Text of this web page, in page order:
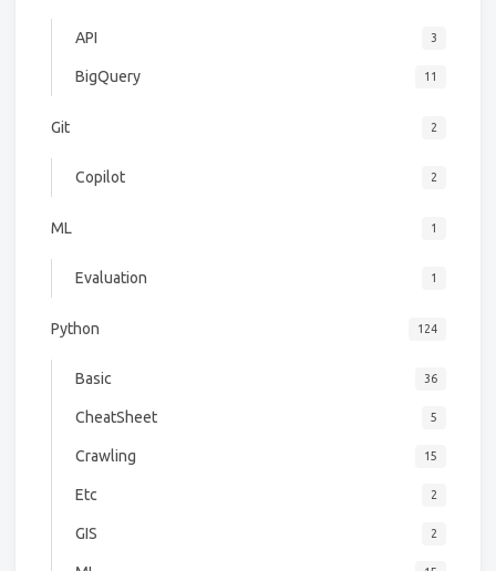
API 3
BigQuery 11
Git 2
Copilot 2
ML 1
Evaluation 1
Python 124
Basic 36
CheatSheet 5
Crawling 15
Etc 2
GIS 2